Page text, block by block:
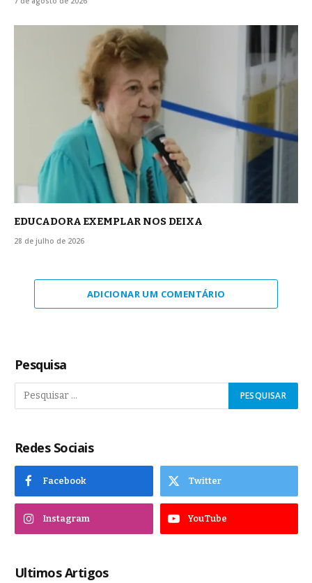
EDUCADORA EXEMPLAR NOS DEIXA
28 de julho de 2026
ADICIONAR UM COMENTÁRIO
Pesquisa
Redes Sociais
Facebook Twitter
Instagram YouTube
Ultimos Artigos